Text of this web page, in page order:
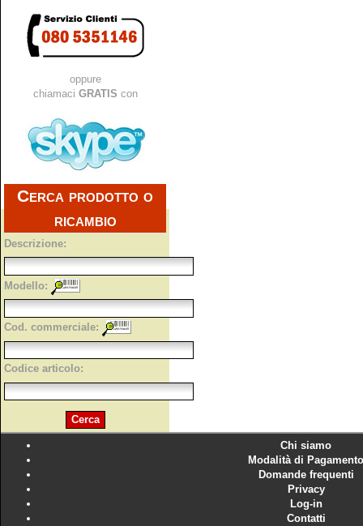
oppure
chiamaci GRATIS con
Cerca prodotto o
ricambio
Descrizione:
Modello:
Cod. commerciale:
Codice articolo:
Chi siamo
Modalità di Pagamento
Domande frequenti
Privacy
Log-in
Contatti